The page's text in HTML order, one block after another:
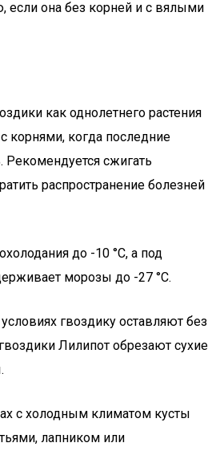
если она без корней и с вялыми
как однолетнего растения
когда последние
Рекомендуется сжигать
распространение болезней
до -10 °С, а под
морозы до -27 °С.
гвоздику оставляют без
Лилипот обрезают сухие
с холодным климатом кусты
лапником или